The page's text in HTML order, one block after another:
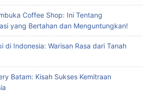
Coffee Shop: Ini Tentang
yang Bertahan dan Menguntungkan!
di Indonesia: Warisan Rasa dari Tanah
Batam: Kisah Sukses Kemitraan